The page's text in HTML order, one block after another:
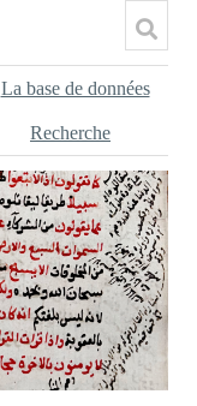
La base de données
Recherche